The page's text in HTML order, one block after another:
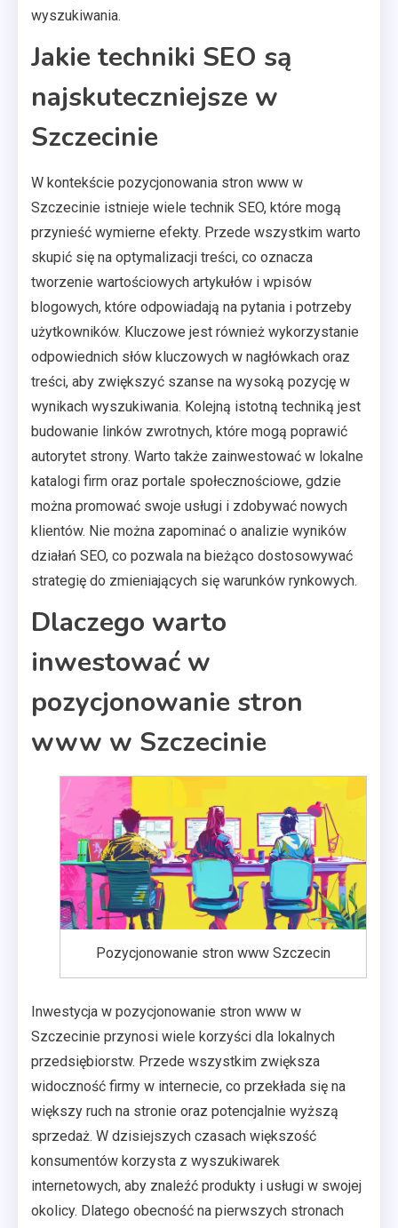
wyszukiwania.
Jakie techniki SEO są
najskuteczniejsze w
Szczecinie
W kontekście pozycjonowania stron www w
Szczecinie istnieje wiele technik SEO, które mogą
przynieść wymierne efekty. Przede wszystkim warto
skupić się na optymalizacji treści, co oznacza
tworzenie wartościowych artykułów i wpisów
blogowych, które odpowiadają na pytania i potrzeby
użytkowników. Kluczowe jest również wykorzystanie
odpowiednich słów kluczowych w nagłówkach oraz
treści, aby zwiększyć szanse na wysoką pozycję w
wynikach wyszukiwania. Kolejną istotną techniką jest
budowanie linków zwrotnych, które mogą poprawić
autorytet strony. Warto także zainwestować w lokalne
katalogi firm oraz portale społecznościowe, gdzie
można promować swoje usługi i zdobywać nowych
klientów. Nie można zapominać o analizie wyników
działań SEO, co pozwala na bieżąco dostosowywać
strategię do zmieniających się warunków rynkowych.
Dlaczego warto
inwestować w
pozycjonowanie stron
www w Szczecinie
Pozycjonowanie stron www Szczecin
Inwestycja w pozycjonowanie stron www w
Szczecinie przynosi wiele korzyści dla lokalnych
przedsiębiorstw. Przede wszystkim zwiększa
widoczność firmy w internecie, co przekłada się na
większy ruch na stronie oraz potencjalnie wyższą
sprzedaż. W dzisiejszych czasach większość
konsumentów korzysta z wyszukiwarek
internetowych, aby znaleźć produkty i usługi w swojej
okolicy. Dlatego obecność na pierwszych stronach